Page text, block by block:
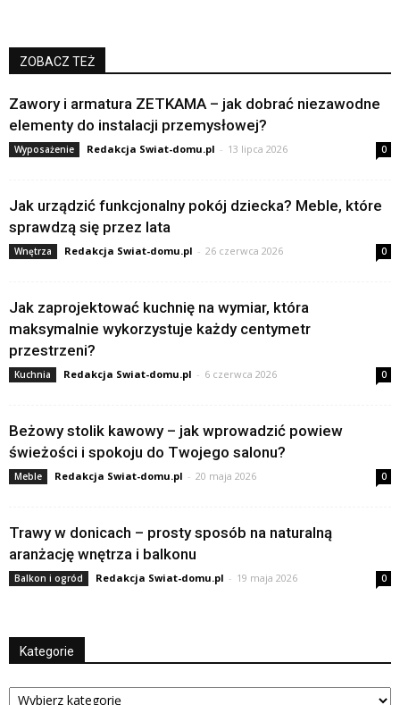
ZOBACZ TEŻ
Zawory i armatura ZETKAMA – jak dobrać niezawodne
elementy do instalacji przemysłowej?
Wyposażenie Redakcja Swiat-domu.pl - 13 lipca 2026 0
Jak urządzić funkcjonalny pokój dziecka? Meble, które
sprawdzą się przez lata
Wnętrza Redakcja Swiat-domu.pl - 26 czerwca 2026 0
Jak zaprojektować kuchnię na wymiar, która
maksymalnie wykorzystuje każdy centymetr
przestrzeni?
Kuchnia Redakcja Swiat-domu.pl - 6 czerwca 2026 0
Beżowy stolik kawowy – jak wprowadzić powiew
świeżości i spokoju do Twojego salonu?
Meble Redakcja Swiat-domu.pl - 20 maja 2026 0
Trawy w donicach – prosty sposób na naturalną
aranżację wnętrza i balkonu
Balkon i ogród Redakcja Swiat-domu.pl - 19 maja 2026 0
Kategorie
Kategorie